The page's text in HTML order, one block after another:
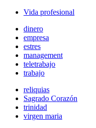
Vida profesional
dinero
empresa
estres
management
teletrabajo
trabajo
reliquias
Sagrado Corazón
trinidad
virgen maria